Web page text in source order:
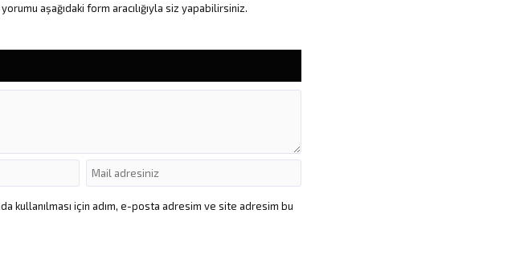
aşağıdaki form aracılığıyla siz yapabilirsiniz.
kullanılması için adım, e-posta adresim ve site adresim bu